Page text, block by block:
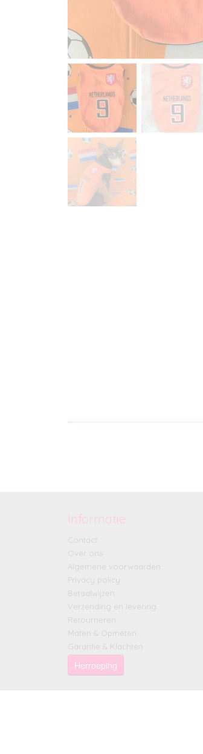
Informatie
Contact
Over ons
Algemene voorwaarden
Privacy policy
Betaalwijzen
Verzending en levering
Retourneren
Maten & Opmeten
Garantie & Klachten
Herroeping